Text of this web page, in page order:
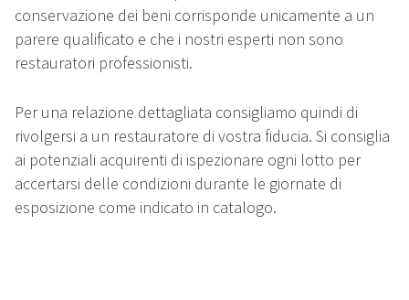
conservazione dei beni corrisponde unicamente a un
parere qualificato e che i nostri esperti non sono
restauratori professionisti.
Per una relazione dettagliata consigliamo quindi di
rivolgersi a un restauratore di vostra fiducia. Si consiglia
ai potenziali acquirenti di ispezionare ogni lotto per
accertarsi delle condizioni durante le giornate di
esposizione come indicato in catalogo.